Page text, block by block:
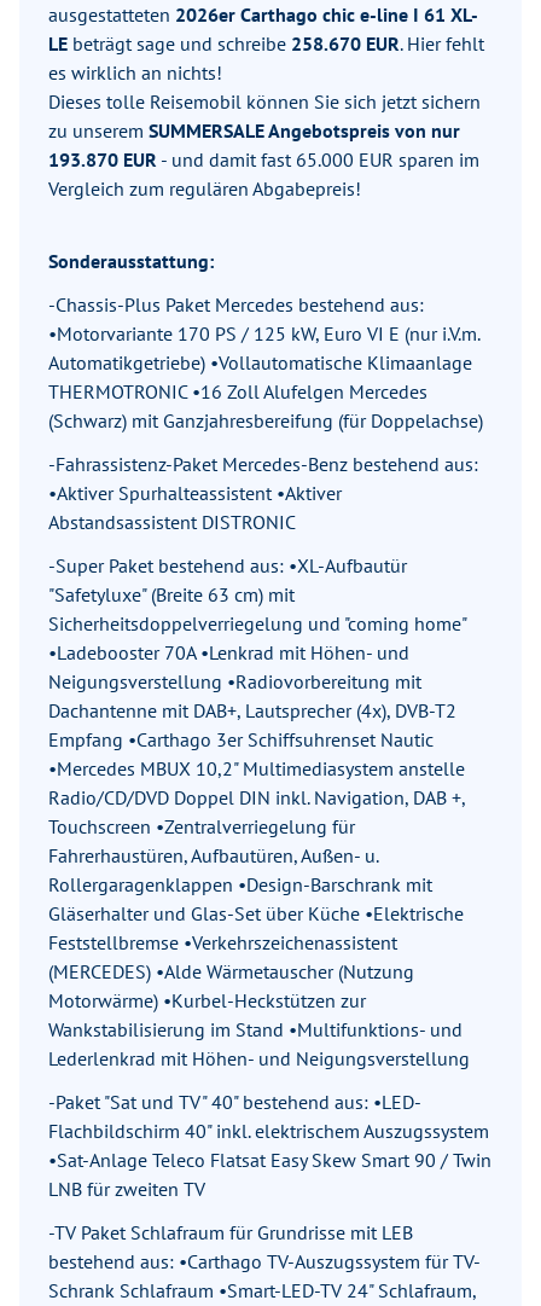
ausgestatteten 2026er Carthago chic e-line I 61 XL-
LE beträgt sage und schreibe 258.670 EUR. Hier fehlt
es wirklich an nichts!
Dieses tolle Reisemobil können Sie sich jetzt sichern
zu unserem SUMMERSALE Angebotspreis von nur
193.870 EUR - und damit fast 65.000 EUR sparen im
Vergleich zum regulären Abgabepreis!
Sonderausstattung:
-Chassis-Plus Paket Mercedes bestehend aus:
•Motorvariante 170 PS / 125 kW, Euro VI E (nur i.V.m.
Automatikgetriebe) •Vollautomatische Klimaanlage
THERMOTRONIC •16 Zoll Alufelgen Mercedes
(Schwarz) mit Ganzjahresbereifung (für Doppelachse)
-Fahrassistenz-Paket Mercedes-Benz bestehend aus:
•Aktiver Spurhalteassistent •Aktiver
Abstandsassistent DISTRONIC
-Super Paket bestehend aus: •XL-Aufbautür
"Safetyluxe" (Breite 63 cm) mit
Sicherheitsdoppelverriegelung und "coming home"
•Ladebooster 70A •Lenkrad mit Höhen- und
Neigungsverstellung •Radiovorbereitung mit
Dachantenne mit DAB+, Lautsprecher (4x), DVB-T2
Empfang •Carthago 3er Schiffsuhrenset Nautic
•Mercedes MBUX 10,2" Multimediasystem anstelle
Radio/CD/DVD Doppel DIN inkl. Navigation, DAB +,
Touchscreen •Zentralverriegelung für
Fahrerhaustüren, Aufbautüren, Außen- u.
Rollergaragenklappen •Design-Barschrank mit
Gläserhalter und Glas-Set über Küche •Elektrische
Feststellbremse •Verkehrszeichenassistent
(MERCEDES) •Alde Wärmetauscher (Nutzung
Motorwärme) •Kurbel-Heckstützen zur
Wankstabilisierung im Stand •Multifunktions- und
Lederlenkrad mit Höhen- und Neigungsverstellung
-Paket "Sat und TV" 40" bestehend aus: •LED-
Flachbildschirm 40" inkl. elektrischem Auszugssystem
•Sat-Anlage Teleco Flatsat Easy Skew Smart 90 / Twin
LNB für zweiten TV
-TV Paket Schlafraum für Grundrisse mit LEB
bestehend aus: •Carthago TV-Auszugssystem für TV-
Schrank Schlafraum •Smart-LED-TV 24" Schlafraum,